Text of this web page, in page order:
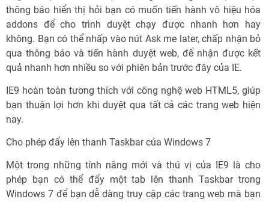
thông báo hiển thị hỏi bạn có muốn tiến hành vô hiệu hóa
addons để cho trình duyệt chạy được nhanh hơn hay
không. Bạn có thể nhấp vào nút Ask me later, chấp nhận bỏ
qua thông báo và tiến hành duyệt web, để nhận được kết
quả nhanh hơn nhiều so với phiên bản trước đây của IE.
IE9 hoàn toàn tương thích với công nghệ web HTML5, giúp
bạn thuận lợi hơn khi duyệt qua tất cả các trang web hiện
nay.
Cho phép đẩy lên thanh Taskbar của Windows 7
Một trong những tính năng mới và thú vị của IE9 là cho
phép bạn có thể đẩy một tab lên thanh Taskbar trong
Windows 7 để bạn dễ dàng truy cập các trang web mà bạn